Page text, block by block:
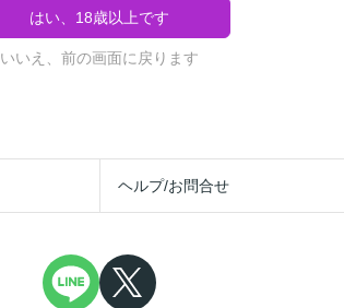
はい、18歳以上です
いいえ、前の画面に戻ります
ヘルプ/お問合せ